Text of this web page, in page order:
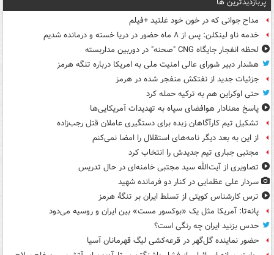
مداح جوانی که در خون خود غلتید +فیلم
خدمه ناو لینکلن: پس از ۸ ماه حضور در دریا خسته و درمانده‌ شدیم
لحظه انفجار جایگاه CNG "صحنه" در دوربین مداربسته
هشدار دبیر شورای عالی امنیت ملی به امریکا درباره تنگه هرمز
جزئیات جدید از نفتکش منفجر شده در هرمز
حتی اوکراین هم به ترکیه حمله کرد
پاسخ معنادار هوافضای سپاه به تهدیدات آمریکایی‌ها
تشکیل تیم کارآگاهان زبده برای دستگیری عاملان قتل رجب‌زاده
از این به بعد دیگر نامه‌های استقلال را امضا نمی‌کنم
مجتبی جباری تیم جدیدش را انتخاب کرد
تصاویری از آیت‌الله سید مجتبی خامنه‌ای در حال تدریس
سردار علی عظمایی در کنار دو فرمانده شهید
ترس کارشناس کویتی از تسلط ایران بر تنگۀ هرمز
پانه‌تا: آمریکا مثل یک «بوکسور مست» بین ایران و روسیه می‌دود
حدس بزنید ایران چه رنگی است؟
حضور نماینده گل‌گهر در قرعه‌کشی لیگ قهرمانان آسیا